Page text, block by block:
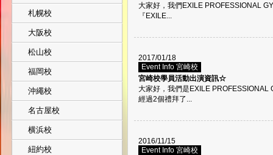
札幌校
大阪校
松山校
福岡校
沖繩校
名古屋校
横浜校
紐約校
大家好，我們EXILE PROFESSIONAL
『EXILE...
2017/01/18
Event Info 宮崎校
宮崎校學員活動出演資訊☆
大家好，我們是EXILE
經過2個禮拜了...
2016/11/15
Event Info 宮崎校